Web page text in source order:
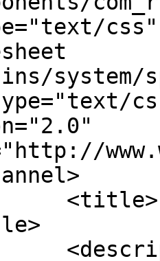
system/